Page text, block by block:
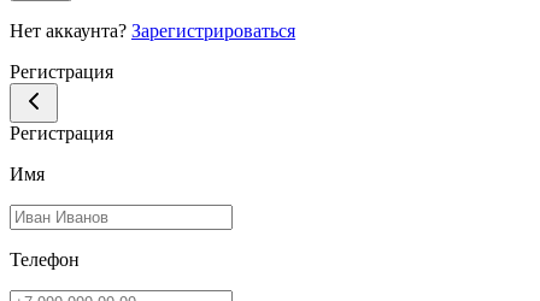
Нет аккаунта? Зарегистрироваться
Регистрация
Регистрация
Имя
Телефон